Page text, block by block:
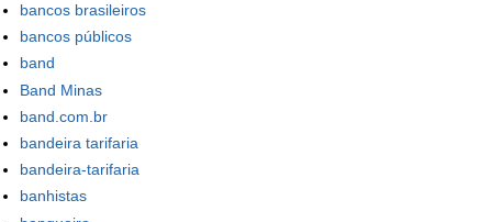
bancos brasileiros
bancos públicos
band
Band Minas
band.com.br
bandeira tarifaria
bandeira-tarifaria
banhistas